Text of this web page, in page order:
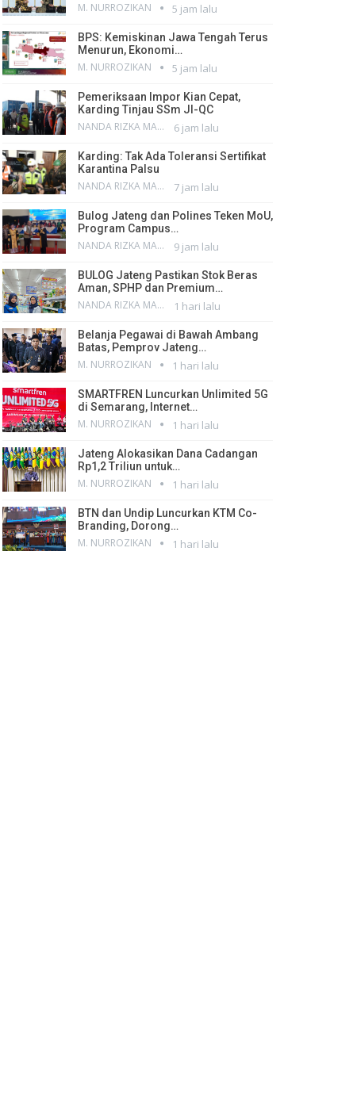
M. NURROZIKAN 5 jam lalu
BPS: Kemiskinan Jawa Tengah Terus
Menurun, Ekonomi…
M. NURROZIKAN 5 jam lalu
Pemeriksaan Impor Kian Cepat,
Karding Tinjau SSm JI-QC
NANDA RIZKA MAHENDRA 6 jam lalu
Karding: Tak Ada Toleransi Sertifikat
Karantina Palsu
NANDA RIZKA MAHENDRA 7 jam lalu
Bulog Jateng dan Polines Teken MoU,
Program Campus…
NANDA RIZKA MAHENDRA 9 jam lalu
BULOG Jateng Pastikan Stok Beras
Aman, SPHP dan Premium…
NANDA RIZKA MAHENDRA 1 hari lalu
Belanja Pegawai di Bawah Ambang
Batas, Pemprov Jateng…
M. NURROZIKAN 1 hari lalu
SMARTFREN Luncurkan Unlimited 5G
di Semarang, Internet…
M. NURROZIKAN 1 hari lalu
Jateng Alokasikan Dana Cadangan
Rp1,2 Triliun untuk…
M. NURROZIKAN 1 hari lalu
BTN dan Undip Luncurkan KTM Co-
Branding, Dorong…
M. NURROZIKAN 1 hari lalu